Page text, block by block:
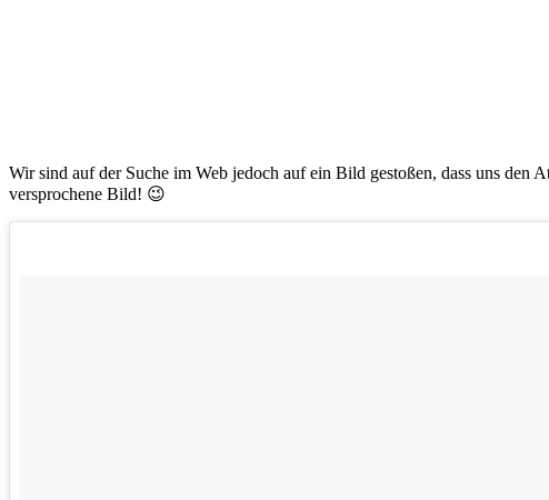
Wir sind auf der Suche im Web jedoch auf ein Bild gestoßen, dass uns
versprochene Bild! 😉